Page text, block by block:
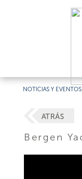
NOTICIAS Y EVENTOS
ATRÁS
Bergen